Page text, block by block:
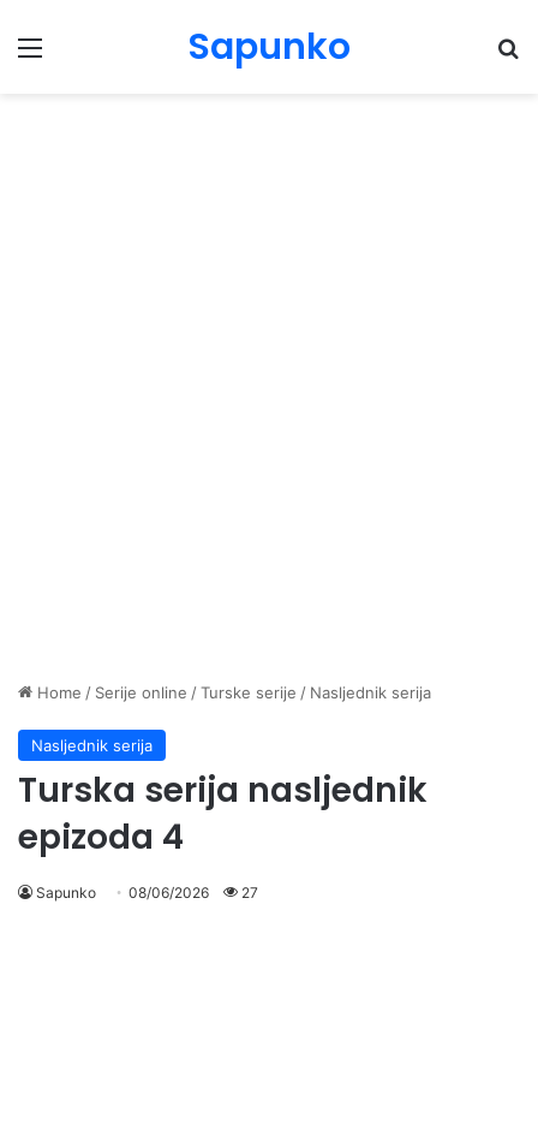
Menu Sapunko
Home / Serije online /Turske serije / Nasljednik serija
Nasljednik serija
Turska serija nasljednik
epizoda 4
Sapunko 08/06/2026 27